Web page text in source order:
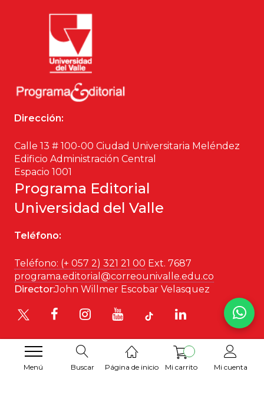
Menú Buscar Página de inicio Mi carrito Mi cuenta
Dirección:
Calle 13 # 100-00 Ciudad Universitaria Meléndez
Edificio Administración Central
Espacio 1001
Programa Editorial
Universidad del Valle
Teléfono:
Teléfono: (+ 057 2) 321 21 00 Ext. 7687
programa.editorial@correounivalle.edu.co
Director:John Willmer Escobar Velasquez